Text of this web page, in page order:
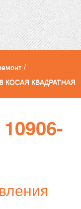
/
КОСАЯ КВАДРАТНАЯ